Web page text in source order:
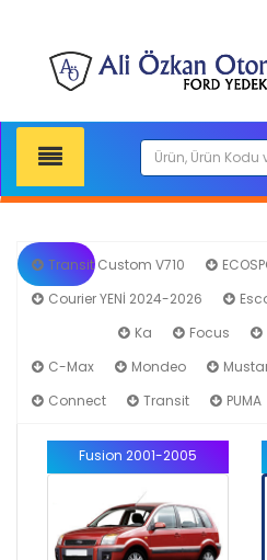
Transit Custom V710
Courier YENİ 2024-2026
Ka Focus
C-Max
Mondeo
Connect
Transit PUMA
Fusion 2001-2005